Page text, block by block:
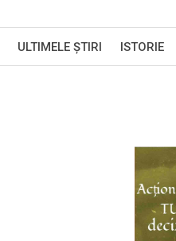
ULTIMELE ŞTIRI ISTORIE